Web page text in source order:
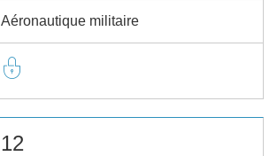
Aéronautique militaire
12